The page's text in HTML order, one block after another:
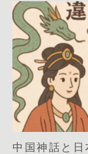
中国神話と